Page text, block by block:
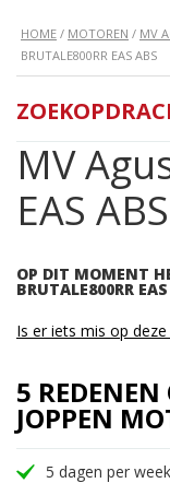
HOME / MOTOREN / MV
BRUTALE800RR EAS ABS
MV
EAS ABS
OP DIT MOMENT
BRUTALE800RR
Is er iets mis op deze
5
JOPPEN
5 dagen per